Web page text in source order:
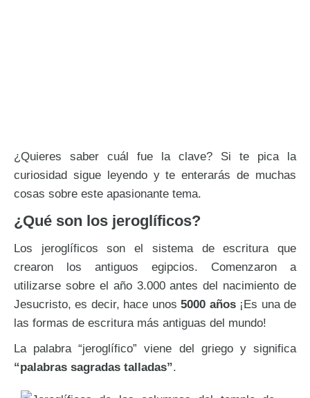
¿Quieres saber cuál fue la clave? Si te pica la
curiosidad sigue leyendo y te enterarás de muchas
cosas sobre este apasionante tema.
¿Qué son los jeroglíficos?
Los jeroglíficos son el sistema de escritura que
crearon los antiguos egipcios. Comenzaron a
utilizarse sobre el año 3.000 antes del nacimiento de
Jesucristo, es decir, hace unos5000 años¡Es una de
las formas de escritura más antiguas del mundo!
La palabra “jeroglífico” viene del griego y significa
“palabras sagradas talladas”.